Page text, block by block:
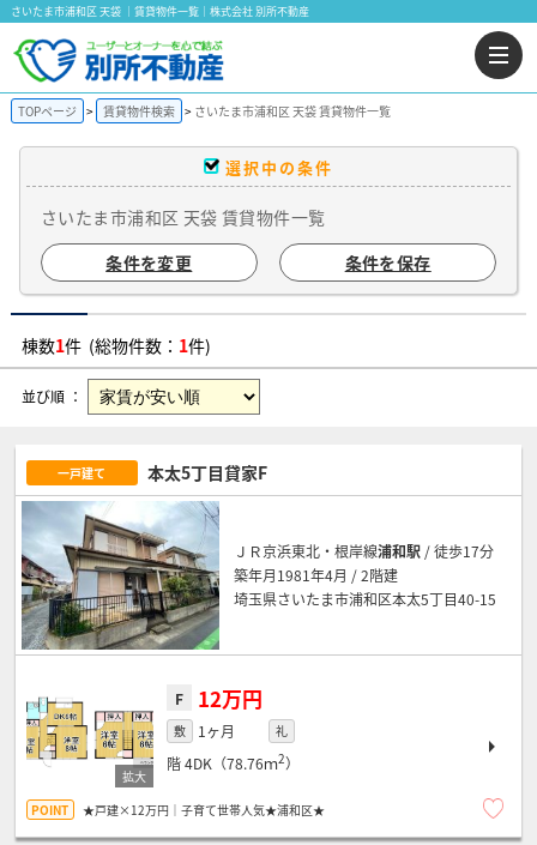
さいたま市浦和区 天袋 ｜賃貸物件一覧｜株式会社 別所不動産
TOPページ 賃貸物件検索 さいたま市浦和区 天袋 賃貸物件一覧
選択中の条件
さいたま市浦和区 天袋 賃貸物件一覧
条件を変更
条件を保存
棟数1件 (総物件数： 1件)
並び順 ：
一戸建て 本太5丁目貸家F
ＪＲ京浜東北・根岸線浦和駅 / 徒歩17分
築年月1981年4月 / 2階建
埼玉県さいたま市浦和区本太5丁目40-15
F 12万円
敷 1ヶ月 礼
階4DK（78.76ｍ2）
★戸建×12万円｜子育て世帯人気★浦和区★